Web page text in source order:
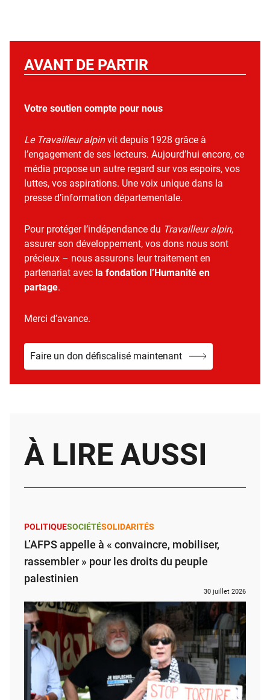
AVANT DE PARTIR
Votre soutien compte pour nous
Le Travailleur alpinvit depuis 1928 grâce à
l’engagement de ses lecteurs. Aujourd’hui encore, ce
média propose un autre regard sur vos espoirs, vos
luttes, vos aspirations. Une voix unique dans la
presse d’information départementale.
Pour protéger l’indépendance du Travailleur alpin,
assurer son développement, vos dons nous sont
précieux – nous assurons leur traitement en
partenariat avec la fondation l’Humanité en
partage.
Merci d’avance.
Faire un don défiscalisé maintenant
À LIRE AUSSI
POLITIQUESOCIÉTÉSOLIDARITÉS
L’AFPS appelle à « convaincre, mobiliser,
rassembler » pour les droits du peuple
palestinien
30 juillet 2026